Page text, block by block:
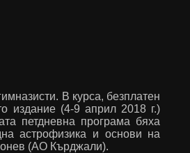
В курса, безплатен
издание (4-9 април 2018 г.)
петдневна програма бяха
астрофизика и основи на
(АО Кърджали).